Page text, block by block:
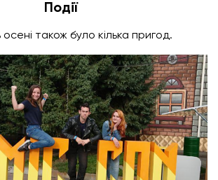
Події
також було кілька пригод.